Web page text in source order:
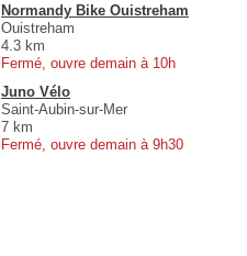
Normandy Bike Ouistreham
Ouistreham
4.3 km
Fermé, ouvre demain à 10h
Juno Vélo
Saint-Aubin-sur-Mer
7 km
Fermé, ouvre demain à 9h30